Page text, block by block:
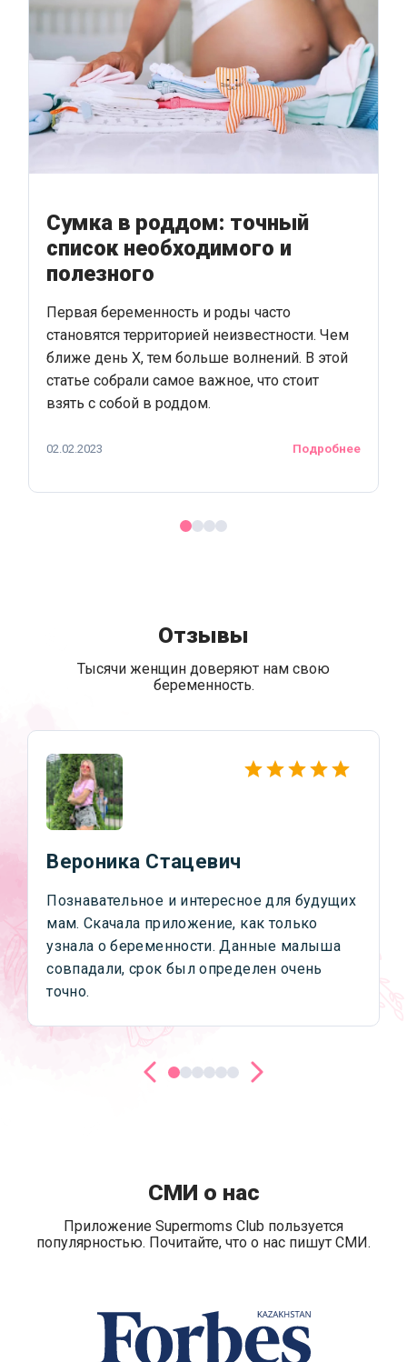
Сумка в роддом: точный
список необходимого и
полезного
Первая беременность и роды часто
становятся территорией неизвестности. Чем
ближе день Х, тем больше волнений. В этой
статье собрали самое важное, что стоит
взять с собой в роддом.
02.02.2023 Подробнее
Отзывы
Тысячи женщин доверяют нам свою
беременность.
Вероника Стацевич
Познавательное и интересное для будущих
мам. Скачала приложение, как только
узнала о беременности. Данные малыша
совпадали, срок был определен очень
точно.
СМИ о нас
Приложение Supermoms Club пользуется
популярностью. Почитайте, что о нас пишут СМИ.